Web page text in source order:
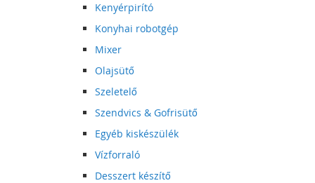
Kenyérpirító
Konyhai robotgép
Mixer
Olajsütő
Szeletelő
Szendvics & Gofrisütő
Egyéb kiskészülék
Vízforraló
Desszert készítő